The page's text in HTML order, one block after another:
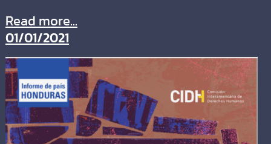
Read more...
01/01/2021